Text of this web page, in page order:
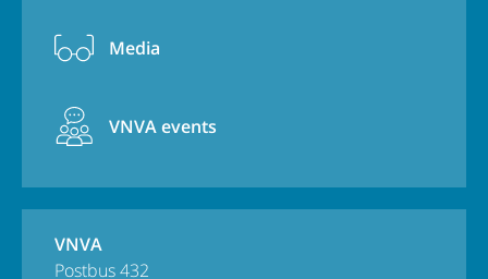
Media
VNVA events
VNVA
Postbus 432